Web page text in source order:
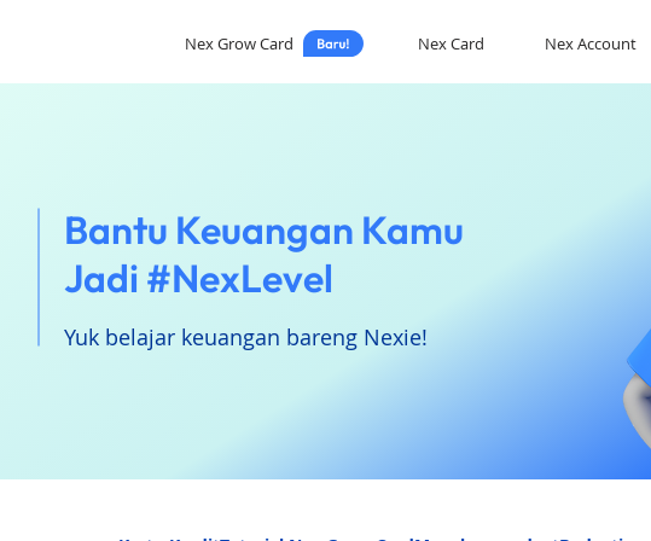
Nex Grow Card Nex Card Nex Account
Bantu Keuangan Kamu
Jadi #NexLevel
Yuk belajar keuangan bareng Nexie!